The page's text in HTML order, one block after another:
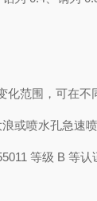
范围，可在不
或喷水孔急速
等级 B 等